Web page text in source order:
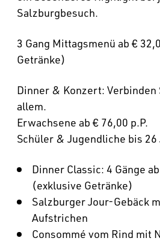
Salzburgbesuch.
3 Gang Mittagsmenü ab €
Getränke)
Dinner & Konzert: Verbinden
allem.
Erwachsene ab € 76,00 p.P.
Schüler & Jugendliche bis 26
Dinner Classic: 4 Gänge
(exklusive Getränke)
Salzburger Jour-Gebäck
Aufstrichen
Consommé vom Rind mit